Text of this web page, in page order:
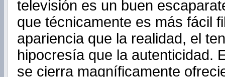
televisión es un buen
que técnicamente es más fácil
apariencia que la realidad, el
hipocresía que la autenticidad.
se cierra magníficamente